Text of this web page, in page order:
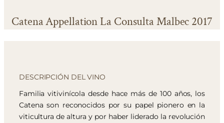
Catena Appellation La Consulta Malbec 2017
DESCRIPCIÓN DEL VINO
Familia vitivinícola desde hace más de 100 años, los
Catena son reconocidos por su papel pionero en la
viticultura de altura y por haber liderado la revolución